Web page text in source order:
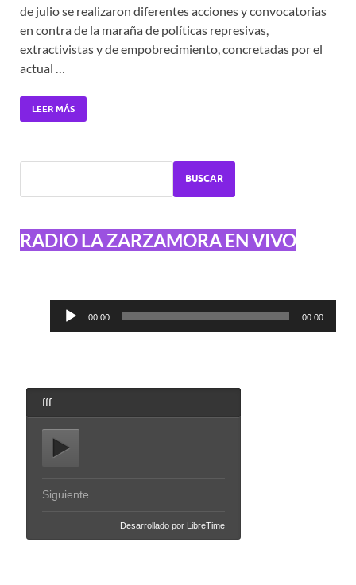
de julio se realizaron diferentes acciones y convocatorias
en contra de la maraña de políticas represivas,
extractivistas y de empobrecimiento, concretadas por el
actual …
LEER MÁS
BUSCAR
RADIO LA ZARZAMORA EN VIVO
Reproductor
00:00 00:00